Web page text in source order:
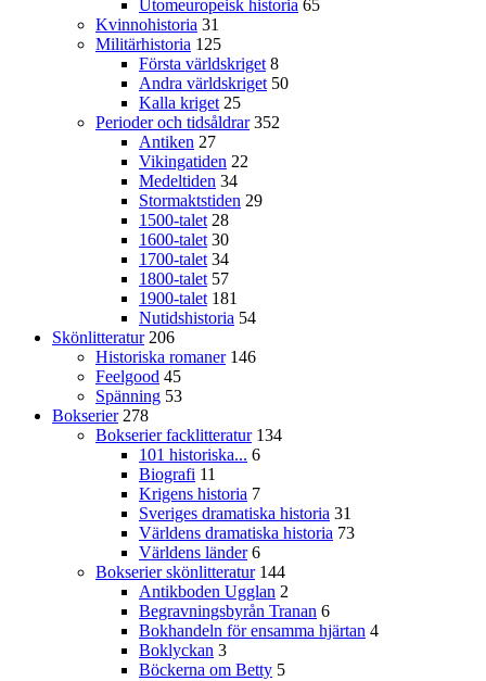
Utomeuropeisk historia 65
Kvinnohistoria 31
Militärhistoria 125
Första världskriget 8
Andra världskriget 50
Kalla kriget 25
Perioder och tidsåldrar 352
Antiken 27
Vikingatiden 22
Medeltiden 34
Stormaktstiden 29
1500-talet 28
1600-talet 30
1700-talet 34
1800-talet 57
1900-talet 181
Nutidshistoria 54
Skönlitteratur 206
Historiska romaner 146
Feelgood 45
Spänning 53
Bokserier 278
Bokserier facklitteratur 134
101 historiska... 6
Biografi 11
Krigens historia 7
Sveriges dramatiska historia 31
Världens dramatiska historia 73
Världens länder 6
Bokserier skönlitteratur 144
Antikboden Ugglan 2
Begravningsbyrån Tranan 6
Bokhandeln för ensamma hjärtan 4
Boklyckan 3
Böckerna om Betty 5